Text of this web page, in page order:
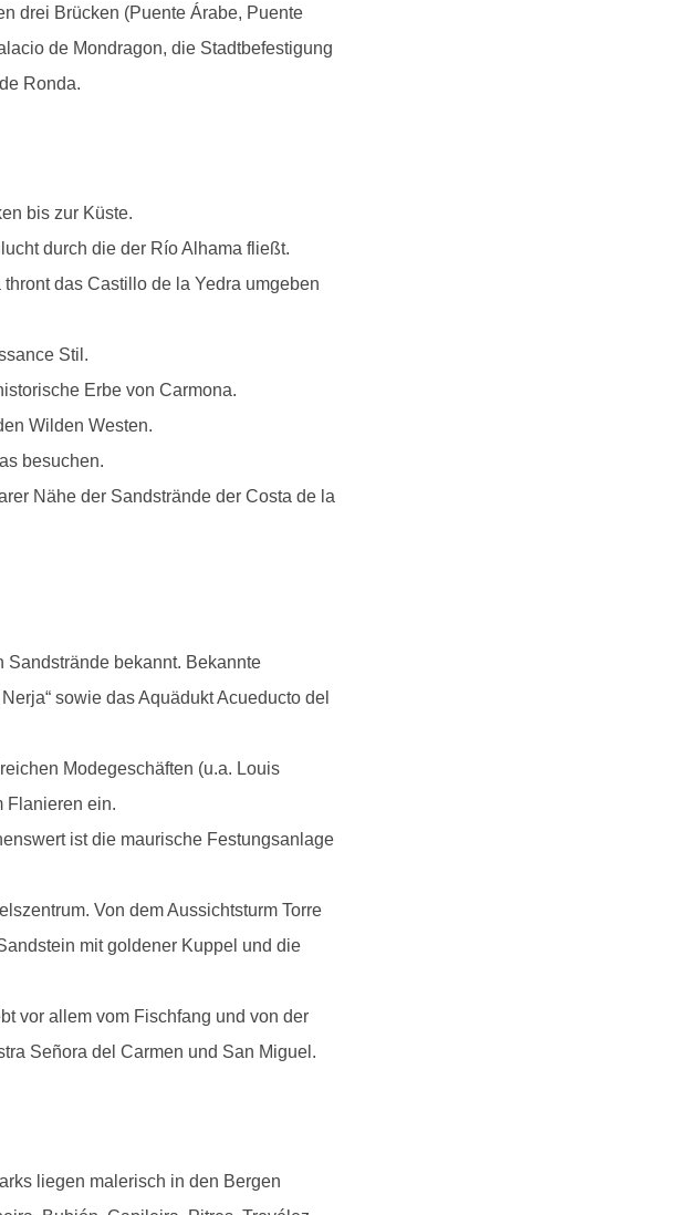
drei Brücken (Puente Árabe, Puente
de Mondragon, die Stadtbefestigung
Ronda.
bis zur Küste.
durch die der Río Alhama fließt.
das Castillo de la Yedra umgeben
Stil.
Erbe von Carmona.
Wilden Westen.
besuchen.
Nähe der Sandstrände der Costa de la
Sandstrände bekannt. Bekannte
sowie das Aquädukt Acueducto del
Modegeschäften (u.a. Louis
Flanieren ein.
ist die maurische Festungsanlage
Von dem Aussichtsturm Torre
mit goldener Kuppel und die
vor allem vom Fischfang und von der
Señora del Carmen und San Miguel.
liegen malerisch in den Bergen